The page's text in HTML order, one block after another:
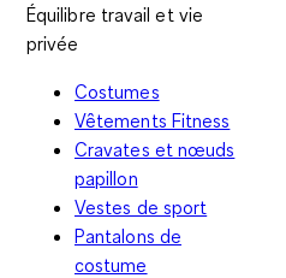
Équilibre travail et vie
privée
Costumes
Vêtements Fitness
Cravates et nœuds
papillon
Vestes de sport
Pantalons de
costume